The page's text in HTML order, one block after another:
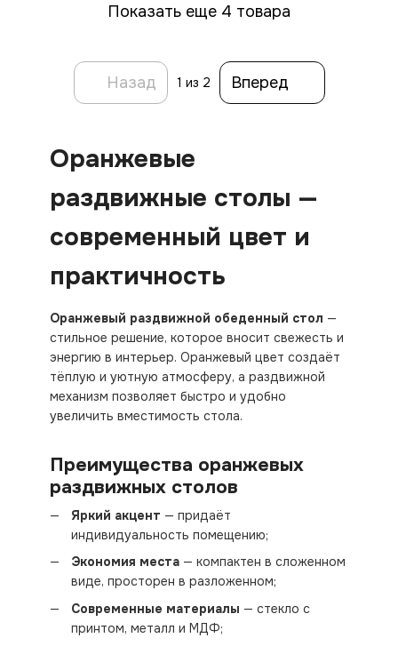
Показать еще 4 товара
Назад 1 из 2 Вперед
Оранжевые
раздвижные столы —
современный цвет и
практичность
Оранжевый раздвижной обеденный стол —
стильное решение, которое вносит свежесть и
энергию в интерьер. Оранжевый цвет создаёт
тёплую и уютную атмосферу, а раздвижной
механизм позволяет быстро и удобно
увеличить вместимость стола.
Преимущества оранжевых
раздвижных столов
Яркий акцент — придаёт
индивидуальность помещению;
Экономия места — компактен в сложенном
виде, просторен в разложенном;
Современные материалы — стекло с
принтом, металл и МДФ;